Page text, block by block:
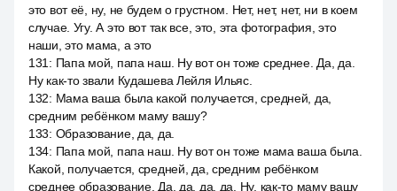
это вот её, ну, не будем о грустном. Нет, нет, нет, ни в коем
случае. Угу. А это вот так все, это, эта фотография, это
наши, это мама, а это
131 : Папа мой, папа наш. Ну вот он тоже среднее. Да, да.
Ну как-то звали Кудашева Лейля Ильяс.
132: Мама ваша была какой получается, средней, да,
средним ребёнком маму вашу?
133: Образование, да, да.
134: Папа мой, папа наш. Ну вот он тоже мама ваша была.
Какой, получается, средней, да, средним ребёнком
среднее образование. Да, да, да, да. Ну, как-то маму вашу